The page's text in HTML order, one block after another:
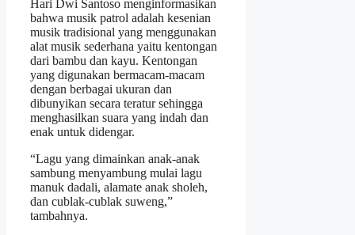
Hari Dwi Santoso menginformasikan
bahwa musik patrol adalah kesenian
musik tradisional yang menggunakan
alat musik sederhana yaitu kentongan
dari bambu dan kayu. Kentongan
yang digunakan bermacam-macam
dengan berbagai ukuran dan
dibunyikan secara teratur sehingga
menghasilkan suara yang indah dan
enak untuk didengar.
“Lagu yang dimainkan anak-anak
sambung menyambung mulai lagu
manuk dadali, alamate anak sholeh,
dan cublak-cublak suweng,”
tambahnya.